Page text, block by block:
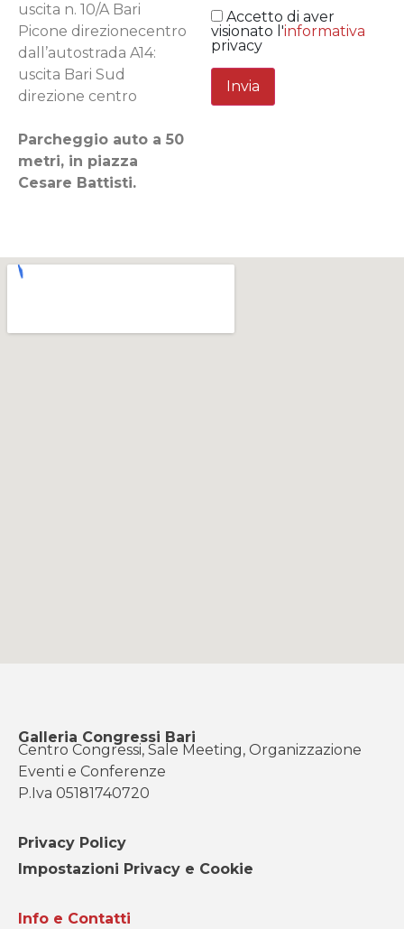
uscita n. 10/A Bari
Picone direzionecentro
dall’autostrada A14:
uscita Bari Sud
direzione centro
Parcheggio auto a 50
metri, in piazza
Cesare Battisti.
Accetto di aver
visionato l'informativa
privacy
Galleria Congressi Bari
Centro Congressi, Sale Meeting, Organizzazione
Eventi e Conferenze
P.Iva 05181740720
Privacy Policy
Impostazioni Privacy e Cookie
Info e Contatti